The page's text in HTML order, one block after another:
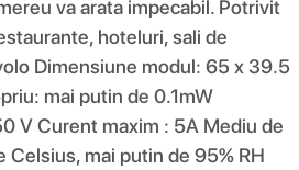
va arata impecabil. Potrivit
hoteluri, sali de
Dimensiune modul: 65 x 39.5
mai putin de 0.1mW
V Curent maxim : 5A Mediu de
mai putin de 95% RH